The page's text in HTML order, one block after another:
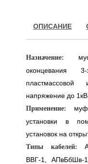
ОПИСАНИЕ
Назначение:
оконцевания
напряжение до
Применение:
установки в
установок на
Типы кабелей:
ВВГ-1,